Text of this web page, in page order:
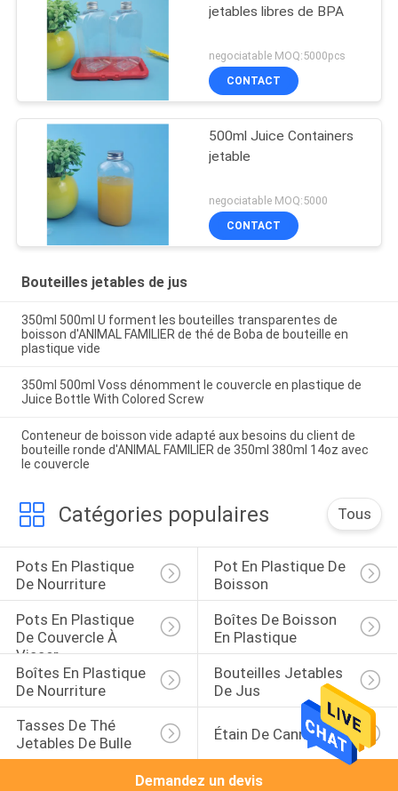
jetables libres de BPA
negociatable MOQ:5000pcs
CONTACT
500ml Juice Containers
jetable
negociatable MOQ:5000
CONTACT
Bouteilles jetables de jus
350ml 500ml U forment les bouteilles transparentes de
boisson d'ANIMAL FAMILIER de thé de Boba de bouteille en
plastique vide
350ml 500ml Voss dénomment le couvercle en plastique de
Juice Bottle With Colored Screw
Conteneur de boisson vide adapté aux besoins du client de
bouteille ronde d'ANIMAL FAMILIER de 350ml 380ml 14oz avec
le couvercle
Catégories populaires Tous
Pots En Plastique
De Nourriture
Pot En Plastique De
Boisson
Pots En Plastique
De Couvercle À
Visser
Boîtes De Boisson
En Plastique
Boîtes En Plastique
De Nourriture
Bouteilles Jetables
De Jus
Tasses De Thé
Jetables De Bulle
Étain De Cannabis
Demandez un devis